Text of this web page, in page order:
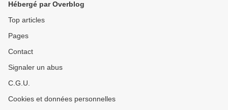
Hébergé par Overblog
Top articles
Pages
Contact
Signaler un abus
C.G.U.
Cookies et données personnelles